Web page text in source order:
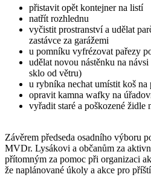
přistavit opět kontejner na listí
natřít rozhlednu
vyčistit prostranství a udělat
zastávce za garážemi
u pomníku vyfrézovat pařezy
udělat novou nástěnku na
sklo od větru)
u rybníka nechat umístit koš na
opravit kamna wafky na
vyřadit staré a poškozené židle
Závěrem předseda osadního výboru
MVDr. Lysákovi a občanům za
přítomným za pomoc při organizaci
že naplánované úkoly a akce pro